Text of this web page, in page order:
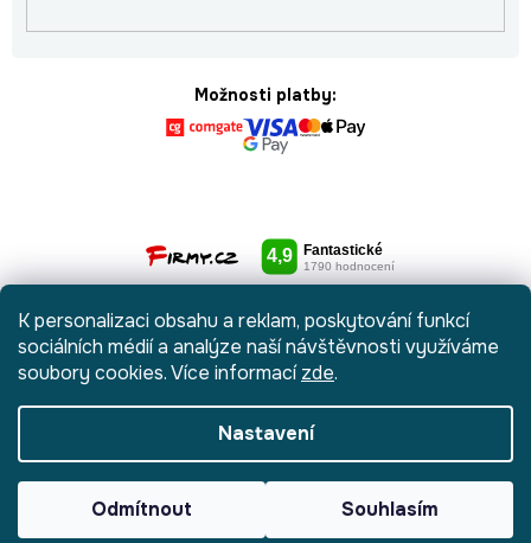
K personalizaci obsahu a reklam, poskytování funkcí
sociálních médií a analýze naší návštěvnosti využíváme
soubory cookies. Více informacízde.
Nastavení
Odmítnout Souhlasím
Možnosti platby:
Vytvořil Shoptet
Anque Media